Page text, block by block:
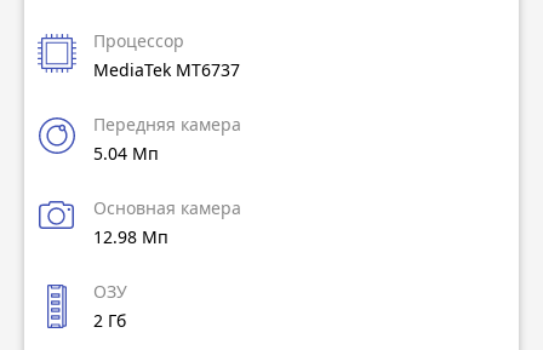
Процессор
MediaTek MT6737
Передняя камера
5.04 Мп
Основная камера
12.98 Мп
ОЗУ
2 Гб